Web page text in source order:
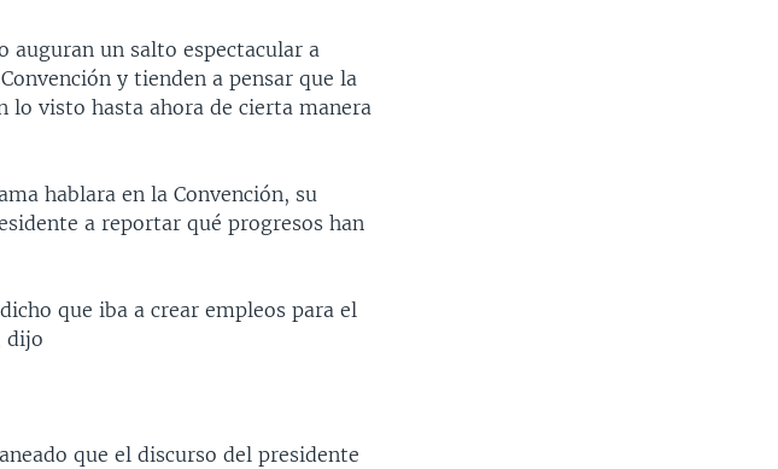
auguran un salto espectacular a
y tienden a pensar que la
lo visto hasta ahora de cierta manera
hablara en la Convención, su
a reportar qué progresos han
que iba a crear empleos para el
dijo
que el discurso del presidente